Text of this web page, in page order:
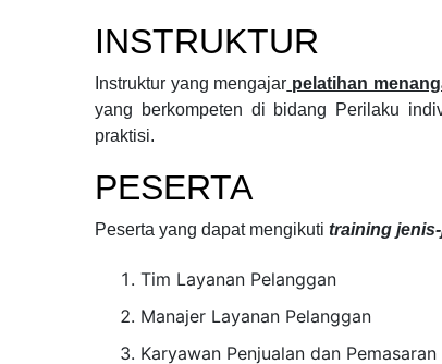
INSTRUKTUR
Instruktur yang mengajar pelatihan
yang berkompeten di bidang
Perilaku
praktisi.
PESERTA
Peserta yang dapat mengikuti training
Tim Layanan Pelanggan
Manajer Layanan Pelanggan
Karyawan Penjualan dan Pemasaran